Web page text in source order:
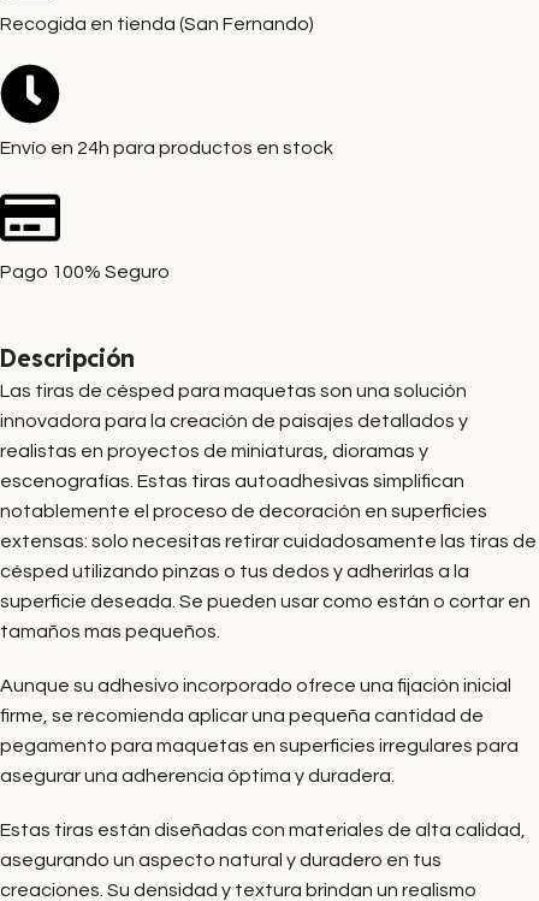
Recogida en tienda (San Fernando)
Envío en 24h para productos en stock
Pago 100% Seguro
Descripción
Las tiras de césped para maquetas son una solución
innovadora para la creación de paisajes detallados y
realistas en proyectos de miniaturas, dioramas y
escenografías. Estas tiras autoadhesivas simplifican
notablemente el proceso de decoración en superficies
extensas: solo necesitas retirar cuidadosamente las tiras de
césped utilizando pinzas o tus dedos y adherirlas a la
superficie deseada. Se pueden usar como están o cortar en
tamaños mas pequeños.
Aunque su adhesivo incorporado ofrece una fijación inicial
firme, se recomienda aplicar una pequeña cantidad de
pegamento para maquetas en superficies irregulares para
asegurar una adherencia óptima y duradera.
Estas tiras están diseñadas con materiales de alta calidad,
asegurando un aspecto natural y duradero en tus
creaciones. Su densidad y textura brindan un realismo